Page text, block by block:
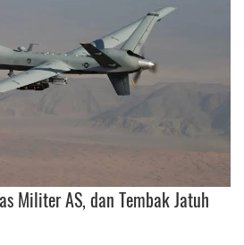
Militer AS, dan Tembak Jatuh